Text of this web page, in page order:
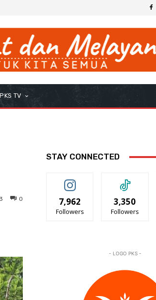
PKS TV
0
STAY CONNECTED
7,962
Followers
3,350
Followers
- LOGO PKS -